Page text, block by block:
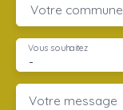
Votre commune
-
Vous souhaitez
Votre message